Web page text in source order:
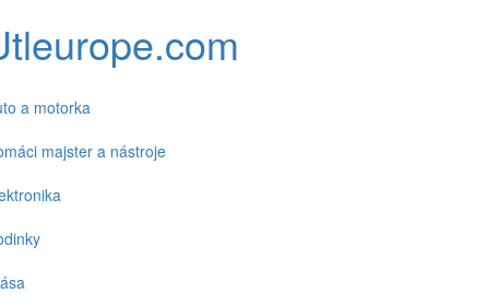
a motorka
majster a nástroje